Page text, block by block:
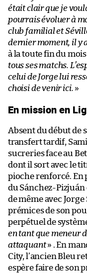
était clair que je
pourrais évoluer à
club familial et
dernier moment, il y
à la toute fin du mois
tous ses matchs.
celui de Jorge lui
choisi de venir ici. »
En mission en
Absent du début de
transfert tardif,
sucreries face au
dont il sort avec le
pioche renforcé. En
du Sánchez-Pizjuán
de même avec
prémices de son
perpétuel de
en tant que meneur
attaquant» . En
City, l’ancien Bleu
espère faire de son